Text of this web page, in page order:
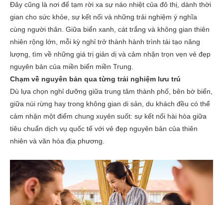
Đây cũng là nơi để tạm rời xa sự náo nhiệt của đô thị, dành thời
gian cho sức khỏe, sự kết nối và những trải nghiệm ý nghĩa
cùng người thân. Giữa biển xanh, cát trắng và không gian thiên
nhiên rộng lớn, mỗi kỳ nghỉ trở thành hành trình tái tạo năng
lượng, tìm về những giá trị giản dị và cảm nhận trọn vẹn vẻ đẹp
nguyên bản của miền biển miền Trung.
Chạm về nguyên bản qua từng trải nghiệm lưu trú
Dù lựa chọn nghỉ dưỡng giữa trung tâm thành phố, bên bờ biển,
giữa núi rừng hay trong không gian di sản, du khách đều có thể
cảm nhận một điểm chung xuyên suốt: sự kết nối hài hòa giữa
tiêu chuẩn dịch vụ quốc tế với vẻ đẹp nguyên bản của thiên
nhiên và văn hóa địa phương.